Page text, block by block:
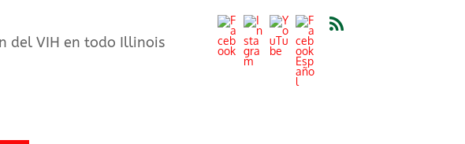
del VIH en todo Illinois